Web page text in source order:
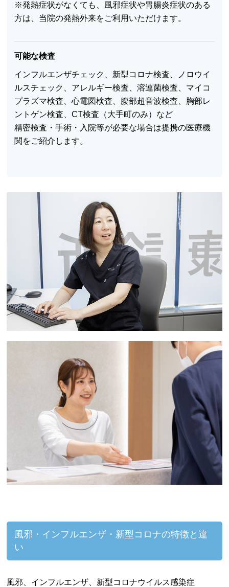
※発熱症状がなくても、風邪症状や胃腸炎症状のある
方は、当院の発熱外来をご利用いただけます。
可能な検査
インフルエンザチェック、新型コロナ検査、ノロウイ
ルスチェック、アレルギー検査、溶連菌検査、マイコ
プラズマ検査、心電図検査、腹部超音波検査、胸部レ
ントゲン検査、CT検査（大手町のみ）など
精密検査・手術・入院等が必要な場合は提携の医療機
関をご紹介します。
風邪・インフルエンザ・新型コロナの特徴と違
い
風邪、インフルエンザ、新型コロナウイルス感染症